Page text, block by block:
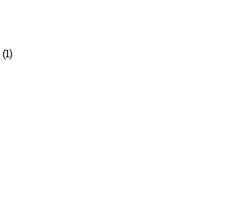
(1)